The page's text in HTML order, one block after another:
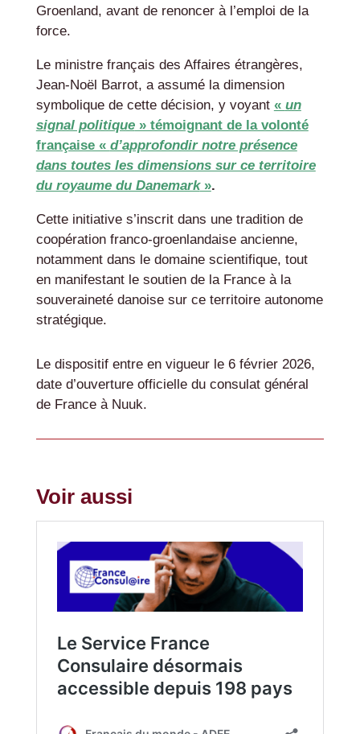
Groenland, avant de renoncer à l’emploi de la
force.
Le ministre français des Affaires étrangères,
Jean-Noël Barrot, a assumé la dimension
symbolique de cette décision, y voyant « un
signal politique» témoignant de la volonté
française « d’approfondir notre présence
dans toutes les dimensions sur ce territoire
du royaume du Danemark».
Cette initiative s’inscrit dans une tradition de
coopération franco-groenlandaise ancienne,
notamment dans le domaine scientifique, tout
en manifestant le soutien de la France à la
souveraineté danoise sur ce territoire autonome
stratégique.
Le dispositif entre en vigueur le 6 février 2026,
date d’ouverture officielle du consulat général
de France à Nuuk.
Voir aussi